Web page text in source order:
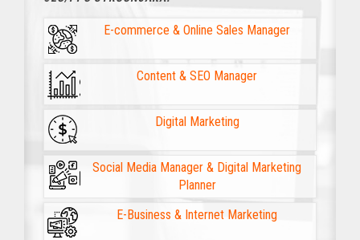
E-commerce & Online Sales Manager
Content & SEO Manager
Digital Marketing
Social Media Manager & Digital Marketing
Planner
E-Business & Internet Marketing